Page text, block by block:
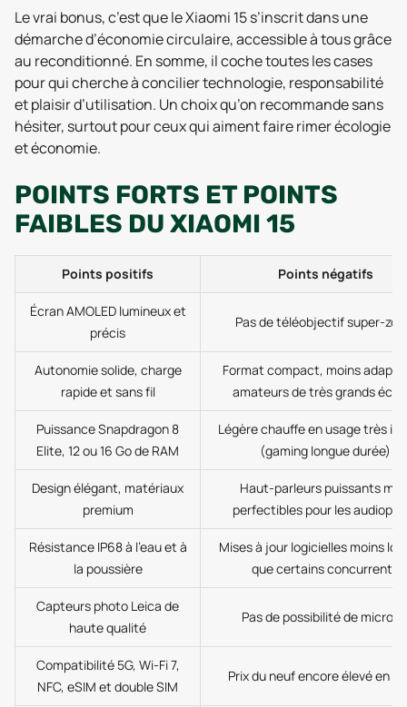
Le vrai bonus, c’est que le Xiaomi 15 s’inscrit dans une
démarche d’économie circulaire, accessible à tous grâce
au reconditionné. En somme, il coche toutes les cases
pour qui cherche à concilier technologie, responsabilité
et plaisir d’utilisation. Un choix qu’on recommande sans
hésiter, surtout pour ceux qui aiment faire rimer écologie
et économie.
POINTS FORTS ET POINTS
FAIBLES DU XIAOMI 15
Points positifs Points négatifs
Écran AMOLED lumineux et
précis
Pas de téléobjectif super-
Autonomie solide, charge
rapide et sans fil
Format compact, moins adapté
amateurs de très grands
Puissance Snapdragon 8
Elite, 12 ou 16 Go de RAM
Légère chauffe en usage très
(gaming longue durée)
Design élégant, matériaux
premium
Haut-parleurs puissants
perfectibles pour les
Résistance IP68 à l’eau et à
la poussière
Mises à jour logicielles moins
que certains concurrents
Capteurs photo Leica de
haute qualité
Pas de possibilité de
Compatibilité 5G, Wi-Fi 7,
NFC, eSIM et double SIM
Prix du neuf encore élevé en